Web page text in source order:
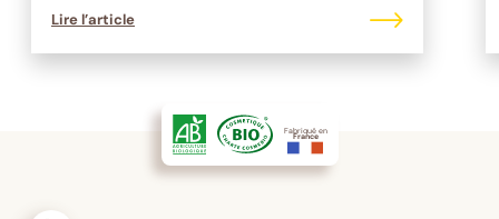
Lire l’article
Fabriqué en
France